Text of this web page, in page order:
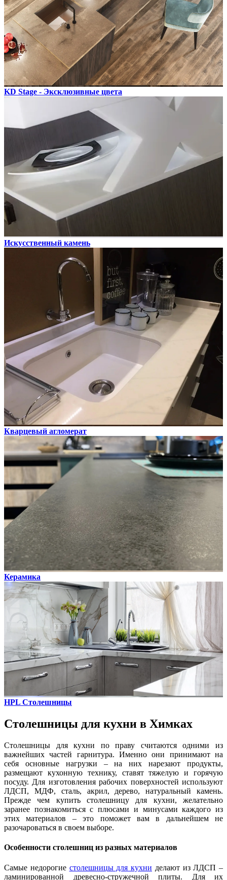
KD Stage - Эксклюзивные цвета
Искусственный камень
Кварцевый агломерат
Керамика
HPL Столешницы
Столешницы для кухни в Химках
Столешницы для кухни по праву считаются одними из
важнейших частей гарнитура. Именно они принимают на
себя основные нагрузки – на них нарезают продукты,
размещают кухонную технику, ставят тяжелую и горячую
посуду. Для изготовления рабочих поверхностей используют
ЛДСП, МДФ, сталь, акрил, дерево, натуральный камень.
Прежде чем купить столешницу для кухни, желательно
заранее познакомиться с плюсами и минусами каждого из
этих материалов – это поможет вам в дальнейшем не
разочароваться в своем выборе.
Особенности столешниц из разных материалов
Самые недорогие столешницы для кухни делают из ЛДСП –
ламинированной древесно-стружечной плиты. Для их